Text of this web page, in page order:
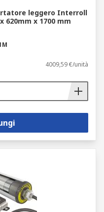
leggero Interroll
620mm x 1700 mm
4009,59 €/unità